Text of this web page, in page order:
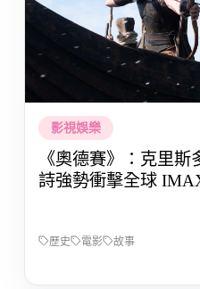
影視娛樂
《奧德賽》：克里
詩強勢衝擊全球
歷史 電影 故事